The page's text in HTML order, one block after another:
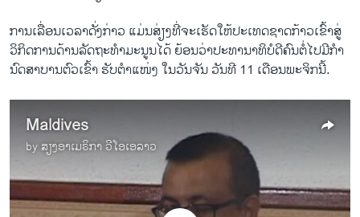
ກາ​ນ​ເລື່ອນເວລາ​ດັ່ງ​ກ່າວ ​ແມ່ນ​ສ່ຽງ​ທີ່​ຈະ​ເຮັດ​ໃຫ້​ປະ​ເທດ​ຊາດ​ກ້າວ​ເຂົ້າສູ່​
ວິກິດການ​ດ້ານລັດຖະທໍາ​ມະນູນ​ໄດ້ ຍ້ອນວ່າ​ປະທານາທິບໍດີ​ຄົນ​ຕໍ່​ໄປມີ​ກໍາ
ນົດ​ສາບານ​ຕົວ​ເຂົ້າ ຮັບ​ຕຳ​ແໜ່​ງ ​ໃນ​ວັນ​ຈັນ ວັນ​ທີ 11 ​ເດືອນ​ພະ​ຈິກ​ນີ້.
Maldives
by ສຽງອາເມຣິກາ ວີໂອເອລາວ